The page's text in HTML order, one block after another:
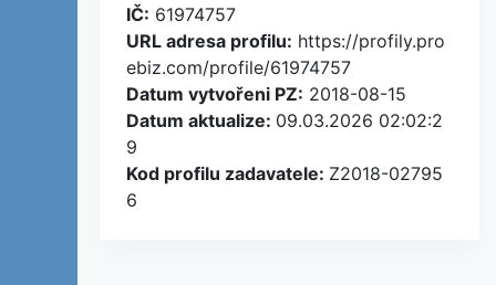
IČ: 61974757
URL adresa profilu: https://profily.pro
ebiz.com/profile/61974757
Datum vytvořeni PZ: 2018-08-15
Datum aktualize: 09.03.2026 02:02:2
9
Kod profilu zadavatele: Z2018-02795
6